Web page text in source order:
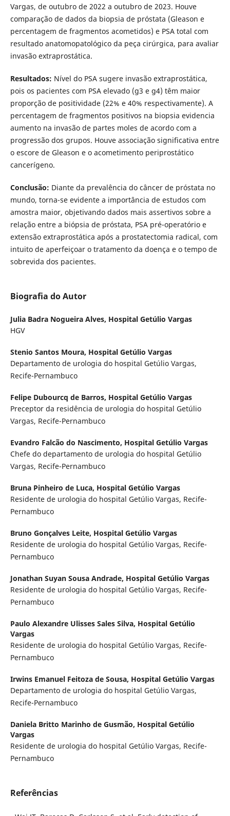
Vargas, de outubro de 2022 a outubro de 2023. Houve
comparação de dados da biopsia de próstata (Gleason e
percentagem de fragmentos acometidos) e PSA total com
resultado anatomopatológico da peça cirúrgica, para avaliar
invasão extraprostática.
Resultados: Nível do PSA sugere invasão extraprostática,
pois os pacientes com PSA elevado (g3 e g4) têm maior
proporção de positividade (22% e 40% respectivamente). A
per­­centagem de fragmentos positivos na biopsia evidencia
aumento na invasão de partes moles de acordo com a
progressão dos grupos. Houve associação significativa entre
o escore de Gleason e o acometimento periprostático
cancerígeno.
Conclusão: Diante da prevalência do câncer de próstata no
mundo, torna-se evidente a importância de estudos com
amostra maior, objetivando dados mais assertivos sobre a
relação entre a biópsia de próstata, PSA pré-operatório e
extensão extraprostática após a prostatectomia radical, com
intuito de aperfeiçoar o tratamento da doença e o tempo de
sobrevida dos pacientes.
Biografia do Autor
Julia Badra Nogueira Alves, Hospital Getúlio Vargas
HGV
Stenio Santos Moura, Hospital Getúlio Vargas
Departamento de urologia do hospital Getúlio Vargas,
Recife-Pernambuco
Felipe Dubourcq de Barros, Hospital Getúlio Vargas
Preceptor da residência de urologia do hospital Getúlio
Vargas, Recife-Pernambuco
Evandro Falcão do Nascimento, Hospital Getúlio Vargas
Chefe do departamento de urologia do hospital Getúlio
Vargas, Recife-Pernambuco
Bruna Pinheiro de Luca, Hospital Getúlio Vargas
Residente de urologia do hospital Getúlio Vargas, Recife-
Pernambuco
Bruno Gonçalves Leite, Hospital Getúlio Vargas
Residente de urologia do hospital Getúlio Vargas, Recife-
Pernambuco
Jonathan Suyan Sousa Andrade, Hospital Getúlio Vargas
Residente de urologia do hospital Getúlio Vargas, Recife-
Pernambuco
Paulo Alexandre Ulisses Sales Silva, Hospital Getúlio
Vargas
Residente de urologia do hospital Getúlio Vargas, Recife-
Pernambuco
Irwins Emanuel Feitoza de Sousa, Hospital Getúlio Vargas
Departamento de urologia do hospital Getúlio Vargas,
Recife-Pernambuco
Daniela Britto Marinho de Gusmão, Hospital Getúlio
Vargas
Residente de urologia do hospital Getúlio Vargas, Recife-
Pernambuco
Referências